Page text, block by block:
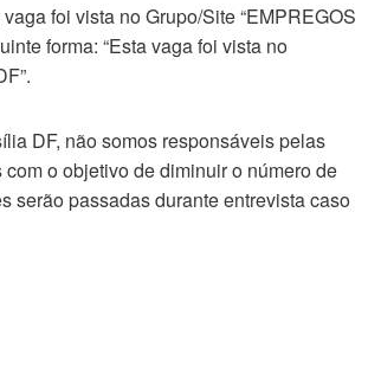
foi vista no Grupo/Site “EMPREGOS
forma: “Esta vaga foi vista no
DF, não somos responsáveis pelas
o objetivo de diminuir o número de
serão passadas durante entrevista caso